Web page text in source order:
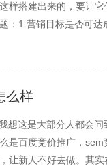
样搭建出来的，要让
：1.营销目标是否可
么样
想这是大部分人都会
是百度竞价推广，
让新人不好去做。其